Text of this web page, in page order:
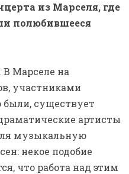
из Марселя, где
полюбившееся
В Марселе на
участниками
были, существует
артисты
музыкальную
некое подобие
что работа над этим